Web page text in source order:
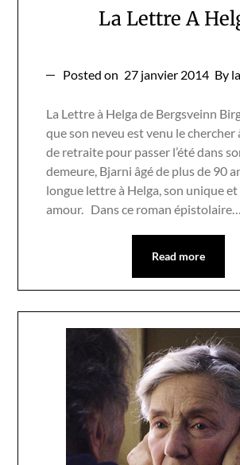
La Lettre A
Posted on 27 janvier 2014 By
La Lettre à Helga de Bergsveinn
que son neveu est venu le chercher
de retraite pour passer l’été dans
demeure, Bjarni âgé de plus de 90
longue lettre à Helga, son unique
amour. Dans ce roman épistolaire…
Read more